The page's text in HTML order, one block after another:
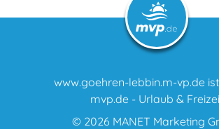
www.goehren-lebbin.m-vp.de
mvp.de - Urlaub &
© 2026 MANET Marketing